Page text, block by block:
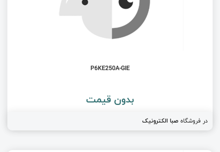
P6KE250A-GIE
بدون قیمت
در فروشگاه صبا الکترونیک